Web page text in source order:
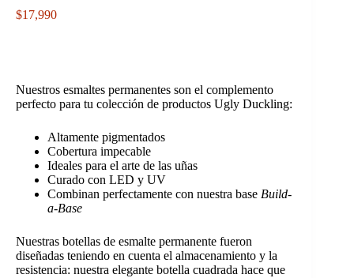
$17,990
Nuestros esmaltes permanentes son el complemento
perfecto para tu colección de productos Ugly Duckling:
Altamente pigmentados
Cobertura impecable
Ideales para el arte de las uñas
Curado con LED y UV
Combinan perfectamente con nuestra base Build-
a-Base
Nuestras botellas de esmalte permanente fueron
diseñadas teniendo en cuenta el almacenamiento y la
resistencia: nuestra elegante botella cuadrada hace que